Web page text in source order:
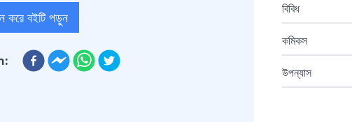
করে বইটি পড়ুন
বিবিধ
কমিকস
উপন্যাস